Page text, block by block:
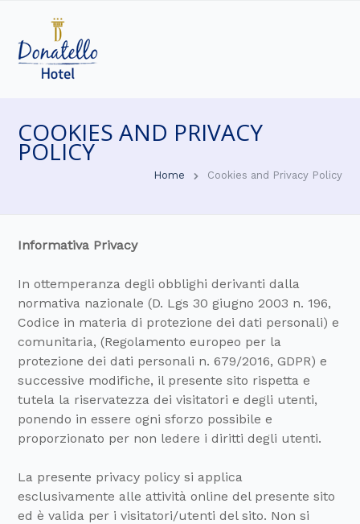
COOKIES AND PRIVACY
POLICY
Home Cookies and Privacy Policy
Informativa Privacy
In ottemperanza degli obblighi derivanti dalla
normativa nazionale (D. Lgs 30 giugno 2003 n. 196,
Codice in materia di protezione dei dati personali) e
comunitaria, (Regolamento europeo per la
protezione dei dati personali n. 679/2016, GDPR) e
successive modifiche, il presente sito rispetta e
tutela la riservatezza dei visitatori e degli utenti,
ponendo in essere ogni sforzo possibile e
proporzionato per non ledere i diritti degli utenti.
La presente privacy policy si applica
esclusivamente alle attività online del presente sito
ed è valida per i visitatori/utenti del sito. Non si